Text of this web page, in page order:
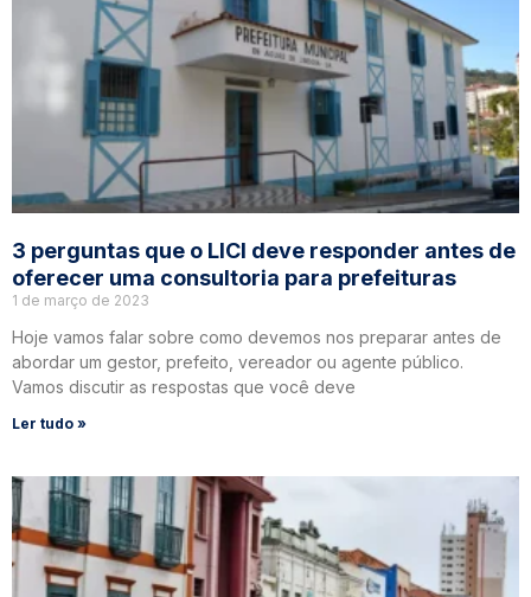
3 perguntas que o LICI deve responder antes de
oferecer uma consultoria para prefeituras
1 de março de 2023
Hoje vamos falar sobre como devemos nos preparar antes de
abordar um gestor, prefeito, vereador ou agente público.
Vamos discutir as respostas que você deve
Ler tudo »